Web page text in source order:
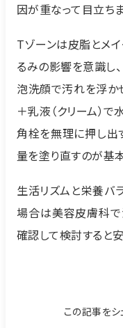
因が重なって目立ちま
Tゾーンは皮脂とメイ
るみの影響を意識し
泡洗顔で汚れを浮か
＋乳液（クリーム）で
角栓を無理に押し出
量を塗り直すのが基本
生活リズムと栄養バ
場合は美容皮膚科で
確認して検討すると安
この記事をシ